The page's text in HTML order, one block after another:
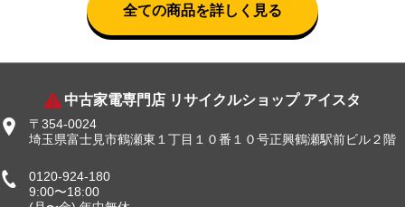
全ての商品を詳しく見る
中古家電専門店 リサイクルショップ アイスタ
〒354-0024
埼玉県富士見市鶴瀬東１丁目１０番１０号正興鶴瀬駅前ビル２階
0120-924-180
9:00〜18:00